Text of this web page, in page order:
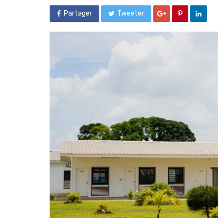
Partager Tweeter